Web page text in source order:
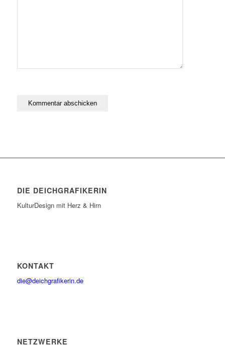
DIE DEICHGRAFIKERIN
KulturDesign mit Herz & Hirn
KONTAKT
die@deichgrafikerin.de
NETZWERKE